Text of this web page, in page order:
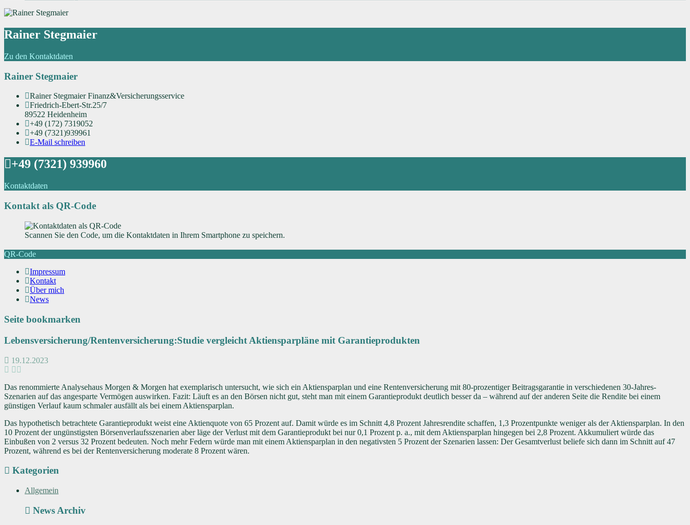
Rainer Stegmaier
Zu den Kontaktdaten
Rainer Stegmaier
Rainer Stegmaier Finanz&Versicherungsservice
Friedrich-Ebert-Str.25/7
89522 Heidenheim
+49 (172) 7319052
+49 (7321)939961
E-Mail schreiben
+49 (7321) 939960
Kontaktdaten
Kontakt als QR-Code
Scannen Sie den Code, um die Kontaktdaten in Ihrem Smartphone zu speichern.
QR-Code
Impressum
Kontakt
Über mich
News
Seite bookmarken
Lebensversicherung/Rentenversicherung:Studie vergleicht Aktiensparpläne mit Garantieprodukten
19.12.2023
Das renommierte Analysehaus Morgen & Morgen hat exemplarisch untersucht, wie sich ein Aktiensparplan und eine Rentenversicherung mit 80-prozentiger Beitragsgarantie in verschiedenen 30-Jahres-
Szenarien auf das angesparte Vermögen auswirken. Fazit: Läuft es an den Börsen nicht gut, steht man mit einem Garantieprodukt deutlich besser da – während auf der anderen Seite die Rendite bei einem
günstigen Verlauf kaum schmaler ausfällt als bei einem Aktiensparplan.
Das hypothetisch betrachtete Garantieprodukt weist eine Aktienquote von 65 Prozent auf. Damit würde es im Schnitt 4,8 Prozent Jahresrendite schaffen, 1,3 Prozentpunkte weniger als der Aktiensparplan. In den
10 Prozent der ungünstigsten Börsenverlaufsszenarien aber läge der Verlust mit dem Garantieprodukt bei nur 0,1 Prozent p. a., mit dem Aktiensparplan hingegen bei 2,8 Prozent. Akkumuliert würde das
Einbußen von 2 versus 32 Prozent bedeuten. Noch mehr Federn würde man mit einem Aktiensparplan in den negativsten 5 Prozent der Szenarien lassen: Der Gesamtverlust beliefe sich dann im Schnitt auf 47
Prozent, während es bei der Rentenversicherung moderate 8 Prozent wären.
Kategorien
Allgemein
News Archiv